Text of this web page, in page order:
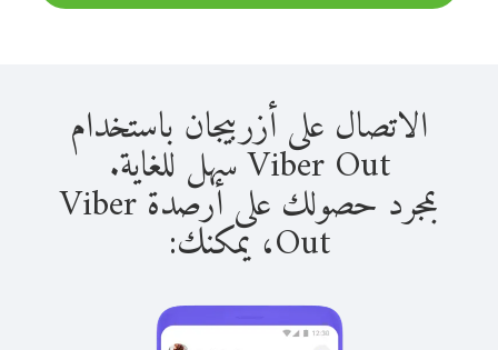
الاتصال على أزربيجان باستخدام
Viber Out سهل للغاية.
بمجرد حصولك على أرصدة Viber
Out، يمكنك: